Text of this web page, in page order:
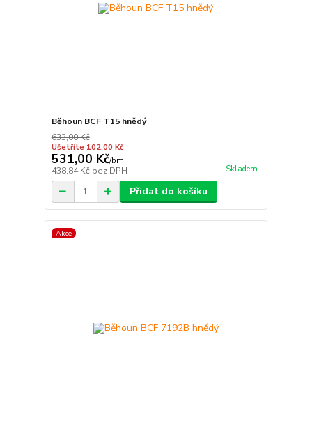
Běhoun BCF T15 hnědý
633,00 Kč
Ušetříte 102,00 Kč
531,00 Kč/bm
438,84 Kč bez DPH Skladem
Přidat do košíku
Akce